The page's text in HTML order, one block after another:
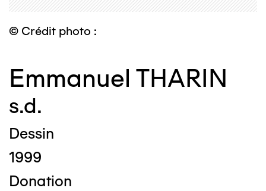
© Crédit photo :
Emmanuel THARIN
s.d.
Dessin
1999
Donation